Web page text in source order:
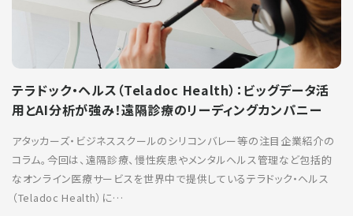
テラドック・ヘルス（Teladoc Health）：ビッグデータ活
用とAI分析が強み！遠隔診療のリーディングカンパニー
アタッカーズ・ビジネススクールのシリコンバレー等の注目企業紹介の
コラム。今回は、遠隔診療、慢性疾患やメンタルヘルス管理など包括的
なオンライン医療サービスを世界中で提供しているテラドック・ヘルス
（Teladoc Health）に…